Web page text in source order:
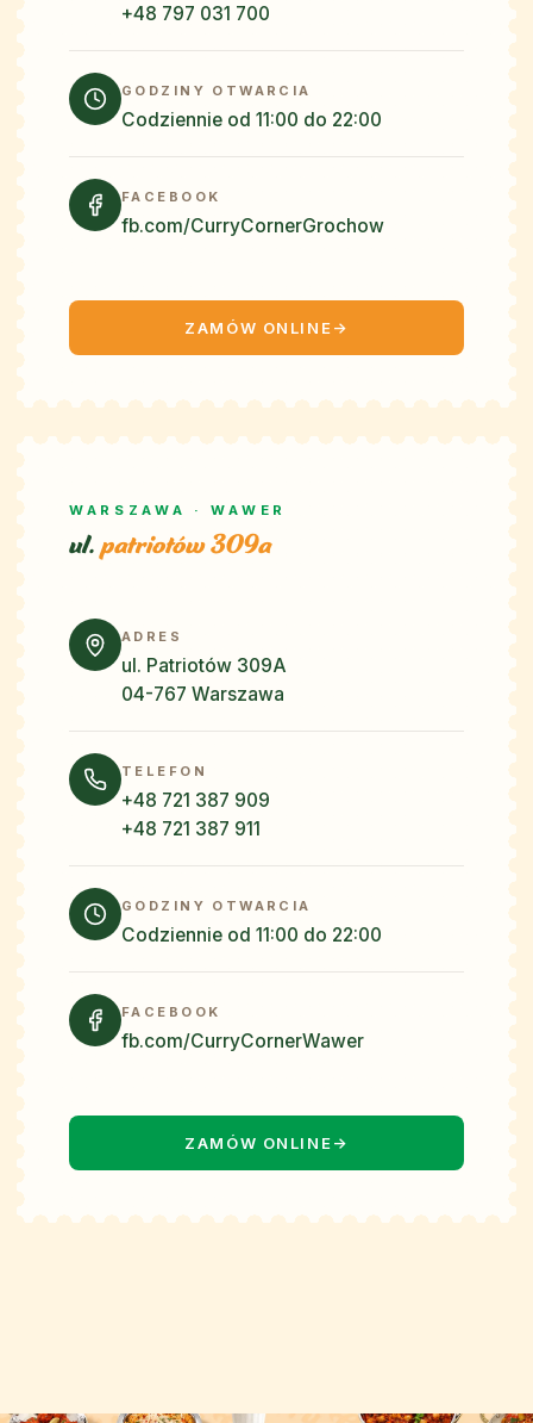
+48 797 031 700
GODZINY OTWARCIA
Codziennie od 11:00 do 22:00
FACEBOOK
fb.com/CurryCornerGrochow
ZAMÓW ONLINE→
WARSZAWA · WAWER
ul.patriotów 309a
ADRES
ul. Patriotów 309A
04-767 Warszawa
TELEFON
+48 721 387 909
+48 721 387 911
GODZINY OTWARCIA
Codziennie od 11:00 do 22:00
FACEBOOK
fb.com/CurryCornerWawer
ZAMÓW ONLINE→